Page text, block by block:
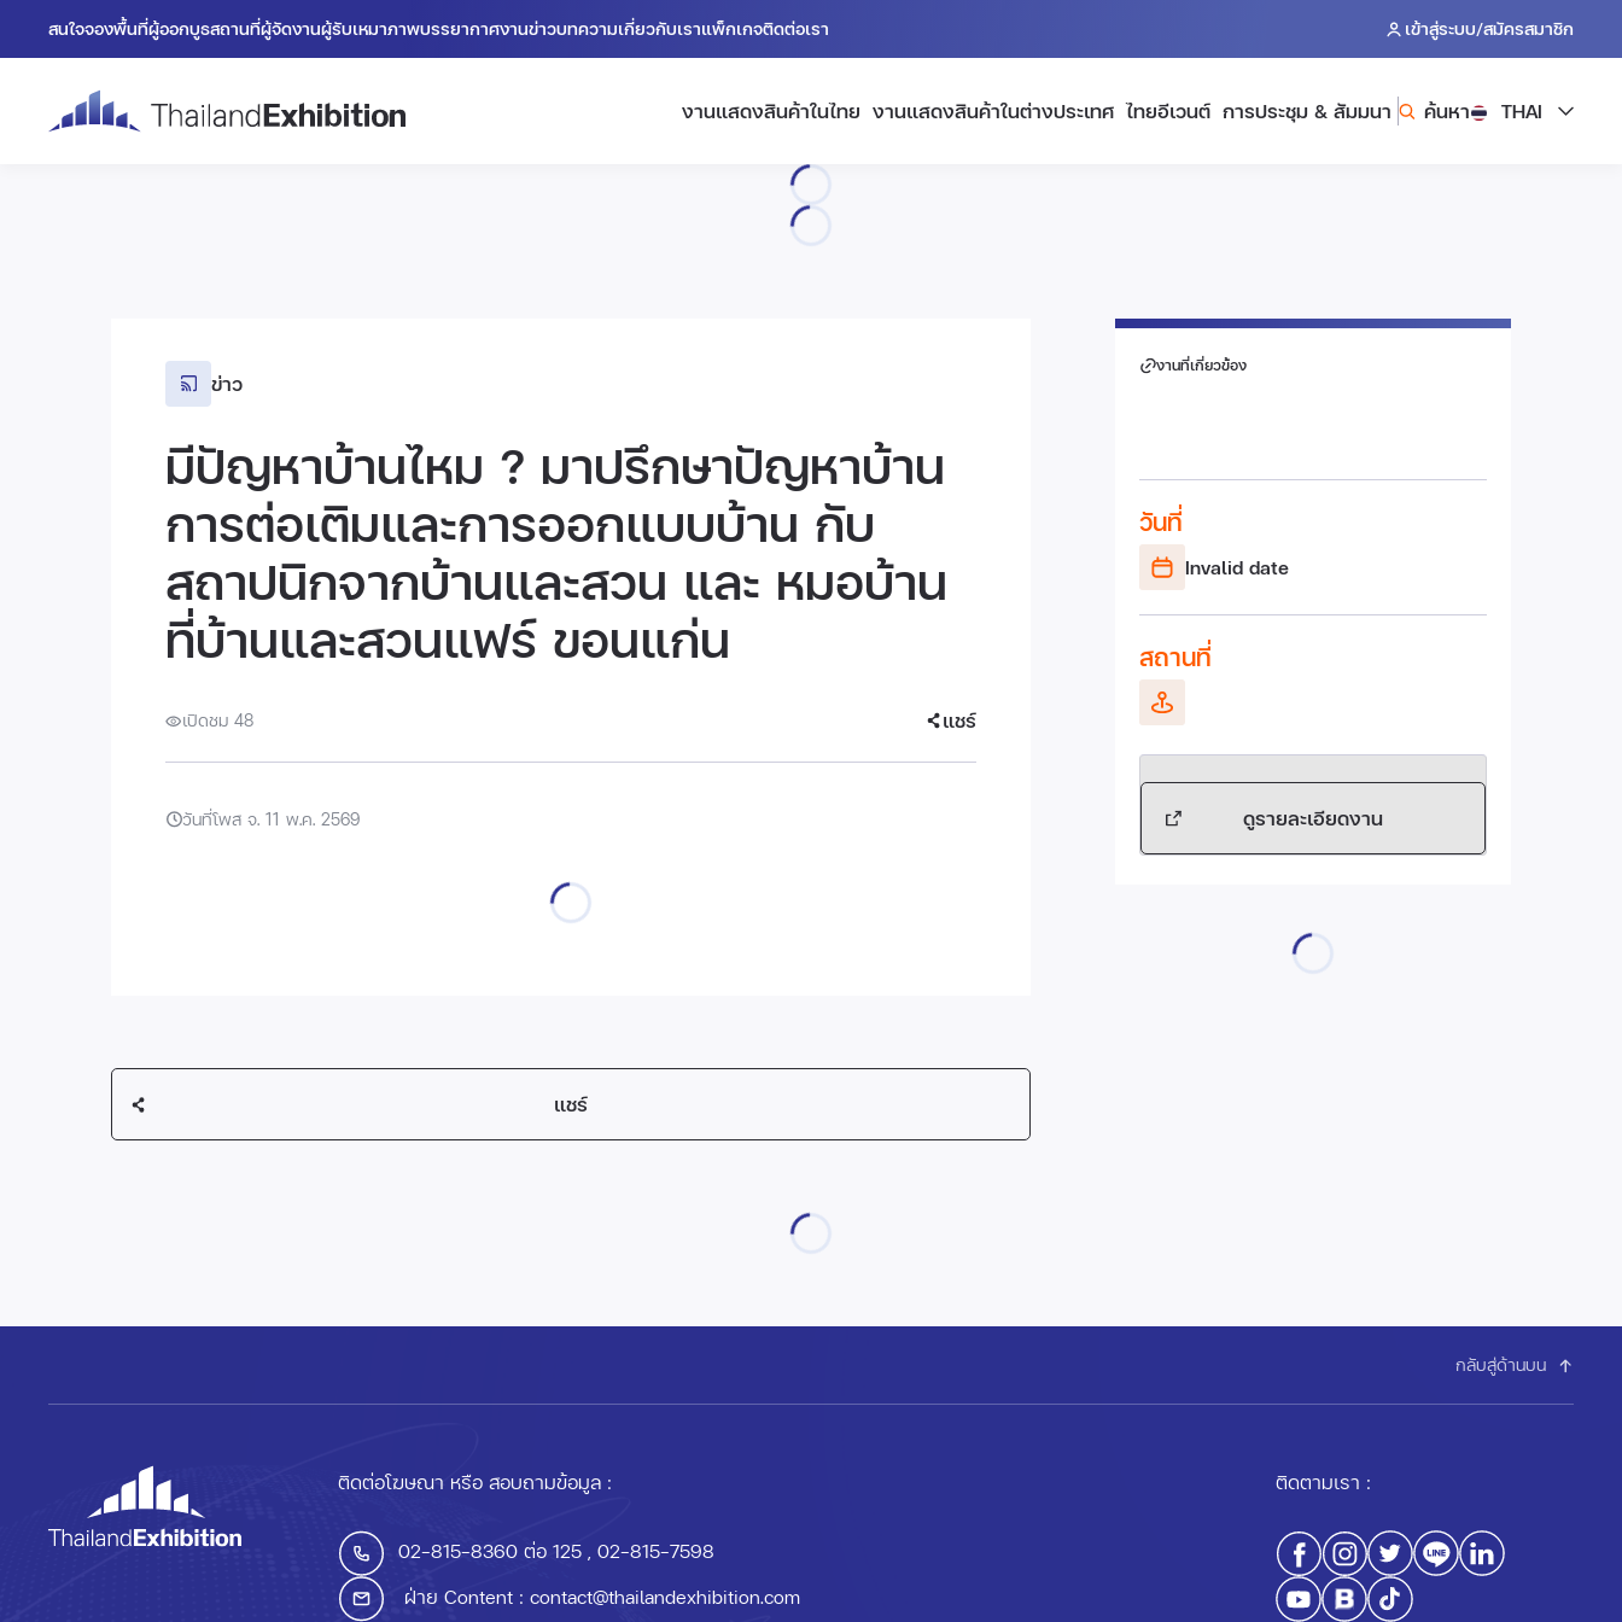
สนใจจองพื้นที่ผู้ออกบูธสถานที่ผู้จัดงานผู้รับเหมาภาพบรรยากาศงานข่าวบทความเกี่ยวกับเราแพ็กเกจติดต่อเรา เข้าสู่ระบบ/สมัครสมาชิก
งานแสดงสินค้าในไทย งานแสดงสินค้าในต่างประเทศ ไทยอีเวนต์ การประชุม & สัมมนา ค้นหา THAI
ข่าว
มีปัญหาบ้านไหม ? มาปรึกษาปัญหาบ้าน
การต่อเติมและการออกแบบบ้าน กับ
สถาปนิกจากบ้านและสวน และ หมอบ้าน
ที่บ้านและสวนแฟร์ ขอนแก่น
เปิดชม 48 แชร์
วันที่โพส จ. 11 พ.ค. 2569
แชร์
งานที่เกี่ยวข้อง
วันที่
Invalid date
สถานที่
ดูรายละเอียดงาน
กลับสู่ด้านบน
ติดต่อโฆษณา หรือ สอบถามข้อมูล :
02-815-8360 ต่อ 125 , 02-815-7598
ฝ่าย Content : contact@thailandexhibition.com
ติดตามเรา :